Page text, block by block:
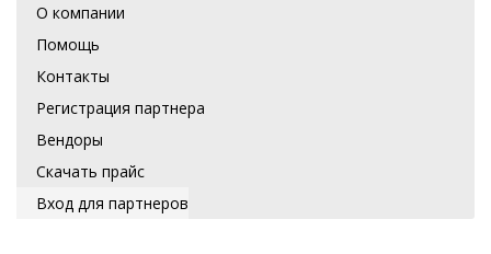
О компании
Помощь
Контакты
Регистрация партнера
Вендоры
Скачать прайс
Вход для партнеров